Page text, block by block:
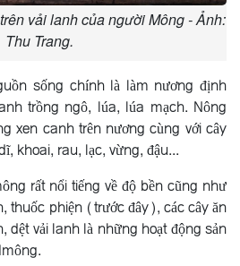
vải lanh của người Mông - Ảnh:
Thu Trang.
sống chính là làm nương định
trồng ngô, lúa, lúa mạch. Nông
xen canh trên nương cùng với cây
khoai, rau, lạc, vừng, đậu...
rất nổi tiếng về độ bền cũng như
thuốc phiện (trước đây), các cây ăn
dệt vải lanh là những hoạt động sản